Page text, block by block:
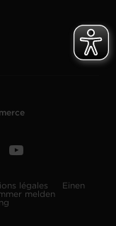
légales
Einen
melden